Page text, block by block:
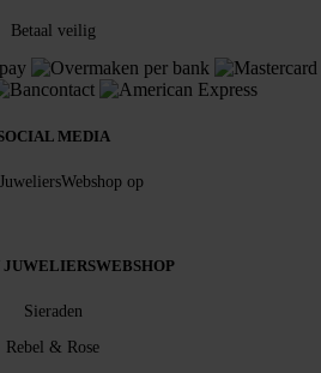
Betaal veilig
MEDIA
op
Sieraden
Rebel & Rose